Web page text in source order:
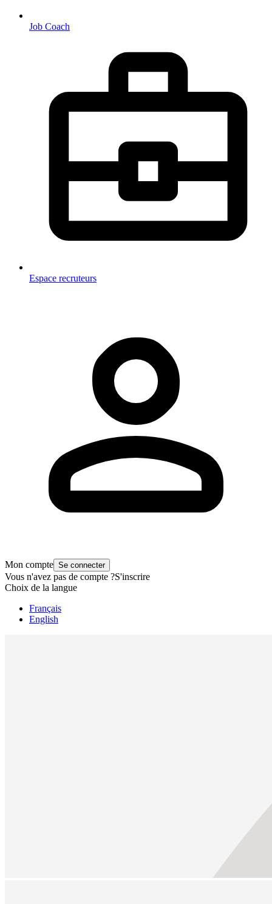
Job Coach
Espace recruteurs
Mon compte Se connecter
Vous n'avez pas de compte ?S'inscrire
Choix de la langue
Français
English